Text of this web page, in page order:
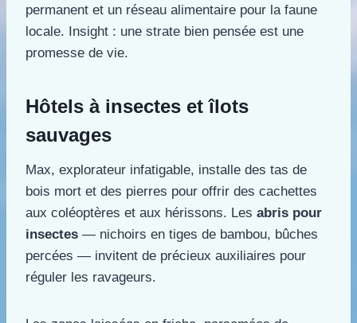
permanent et un réseau alimentaire pour la faune
locale. Insight : une strate bien pensée est une
promesse de vie.
Hôtels à insectes et îlots
sauvages
Max, explorateur infatigable, installe des tas de
bois mort et des pierres pour offrir des cachettes
aux coléoptères et aux hérissons. Les abris pour
insectes — nichoirs en tiges de bambou, bûches
percées — invitent de précieux auxiliaires pour
réguler les ravageurs.